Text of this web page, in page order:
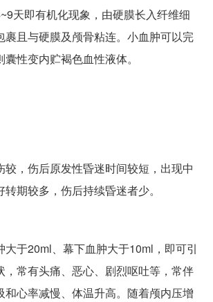
天即有机化现象，由硬膜长入纤维细
裹且与硬膜及颅骨粘连。小血肿可以完
性变内贮褐色血性液体。
较，伤后原发性昏迷时间较短，出现中
期较多，伤后持续昏迷者少。
大于20ml、幕下血肿大于10ml，即可引
，常有头痛、恶心、剧烈呕吐等，常伴
和心率减慢、体温升高。随着颅内压增